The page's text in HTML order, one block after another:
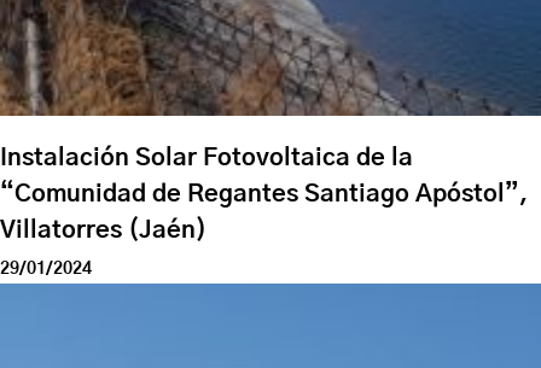
Instalación Solar Fotovoltaica de la
“Comunidad de Regantes Santiago Apóstol”,
Villatorres (Jaén)
29/01/2024